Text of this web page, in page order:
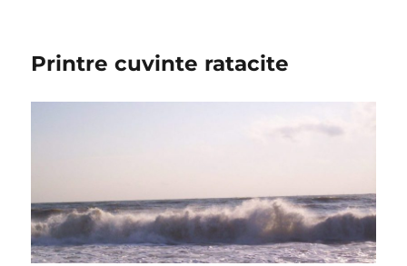
Printre cuvinte ratacite